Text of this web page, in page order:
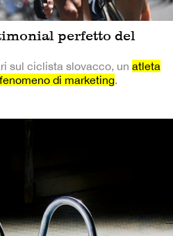
perfetto del
sul ciclista slovacco, un atleta
fenomeno di marketing.